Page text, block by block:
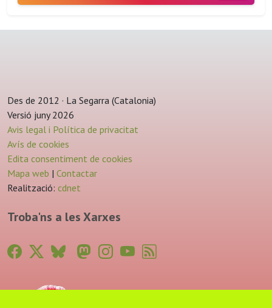
Des de 2012 · La Segarra (Catalonia)
Versió juny 2026
Avis legal i Política de privacitat
Avís de cookies
Edita consentiment de cookies
Mapa web | Contactar
Realització: cdnet
Troba'ns a les Xarxes